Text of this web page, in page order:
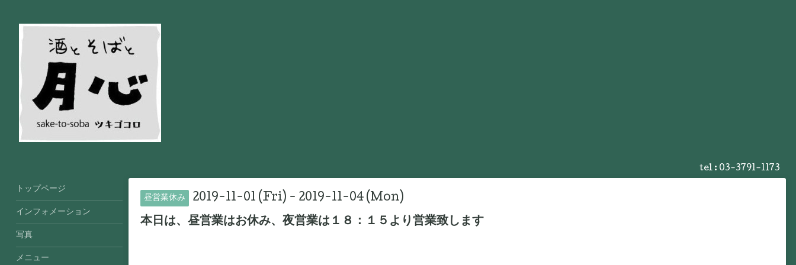
tel : 03-3791-1173
昼営業休み 2019-11-01 (Fri) - 2019-11-04 (Mon)
本日は、昼営業はお休み、夜営業は１８：１５より営業致します
トップページ
インフォメーション
写真
メニュー